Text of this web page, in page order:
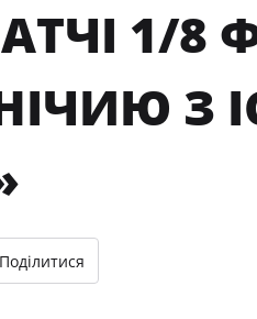
1/8
З
Поділитися